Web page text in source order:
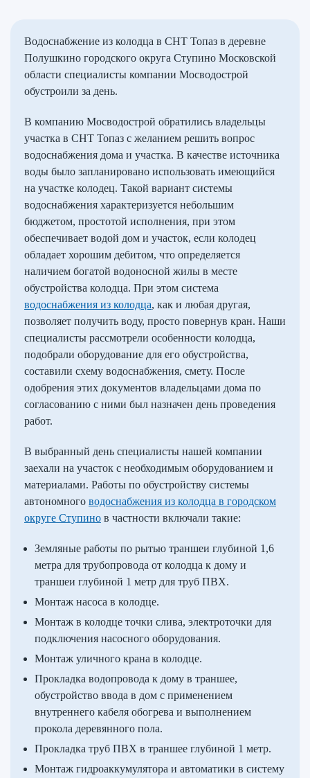
Водоснабжение из колодца в СНТ Топаз в деревне
Полушкино городского округа Ступино Московской
области специалисты компании Мосводострой
обустроили за день.
В компанию Мосводострой обратились владельцы
участка в СНТ Топаз с желанием решить вопрос
водоснабжения дома и участка. В качестве источника
воды было запланировано использовать имеющийся
на участке колодец. Такой вариант системы
водоснабжения характеризуется небольшим
бюджетом, простотой исполнения, при этом
обеспечивает водой дом и участок, если колодец
обладает хорошим дебитом, что определяется
наличием богатой водоносной жилы в месте
обустройства колодца. При этом система
водоснабжения из колодца, как и любая другая,
позволяет получить воду, просто повернув кран. Наши
специалисты рассмотрели особенности колодца,
подобрали оборудование для его обустройства,
составили схему водоснабжения, смету. После
одобрения этих документов владельцами дома по
согласованию с ними был назначен день проведения
работ.
В выбранный день специалисты нашей компании
заехали на участок с необходимым оборудованием и
материалами. Работы по обустройству системы
автономного водоснабжения из колодца в городском
округе Ступино в частности включали такие:
Земляные работы по рытью траншеи глубиной 1,6
метра для трубопровода от колодца к дому и
траншеи глубиной 1 метр для труб ПВХ.
Монтаж насоса в колодце.
Монтаж в колодце точки слива, электроточки для
подключения насосного оборудования.
Монтаж уличного крана в колодце.
Прокладка водопровода к дому в траншее,
обустройство ввода в дом с применением
внутреннего кабеля обогрева и выполнением
прокола деревянного пола.
Прокладка труб ПВХ в траншее глубиной 1 метр.
Монтаж гидроаккумулятора и автоматики в систему